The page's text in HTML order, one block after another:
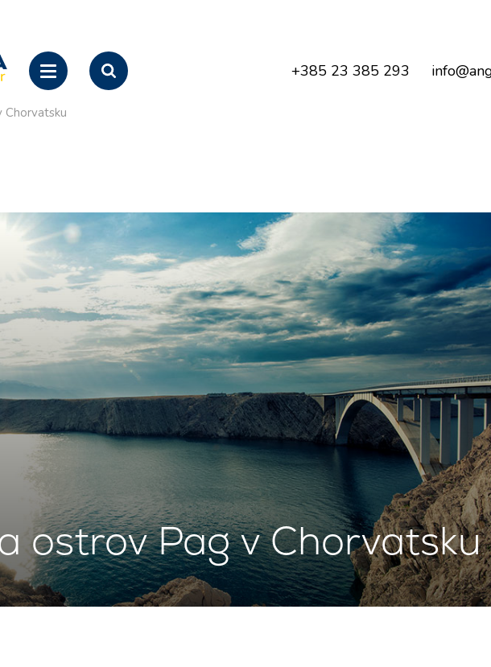
+385 23 385 293
Chorvatsku
ostrov Pag v Chorvatsku